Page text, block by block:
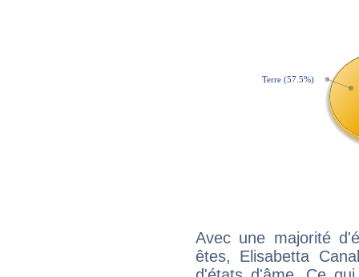
Avec une majorité
êtes, Elisabetta